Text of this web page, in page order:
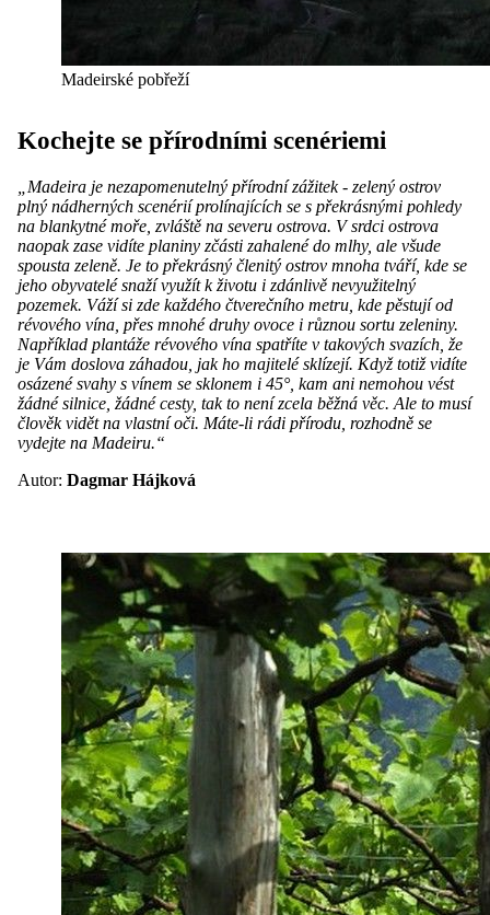
Madeirské pobřeží
Kochejte se přírodními scenériemi
„Madeira je nezapomenutelný přírodní zážitek - zelený ostrov
plný nádherných scenérií prolínajících se s překrásnými pohledy
na blankytné moře, zvláště na severu ostrova. V srdci ostrova
naopak zase vidíte planiny zčásti zahalené do mlhy, ale všude
spousta zeleně. Je to překrásný členitý ostrov mnoha tváří, kde se
jeho obyvatelé snaží využít k životu i zdánlivě nevyužitelný
pozemek. Váží si zde každého čtverečního metru, kde pěstují od
révového vína, přes mnohé druhy ovoce i různou sortu zeleniny.
Například plantáže révového vína spatříte v takových svazích, že
je Vám doslova záhadou, jak ho majitelé sklízejí. Když totiž vidíte
osázené svahy s vínem se sklonem i 45°, kam ani nemohou vést
žádné silnice, žádné cesty, tak to není zcela běžná věc. Ale to musí
člověk vidět na vlastní oči. Máte-li rádi přírodu, rozhodně se
vydejte na Madeiru.“
Autor: Dagmar Hájková